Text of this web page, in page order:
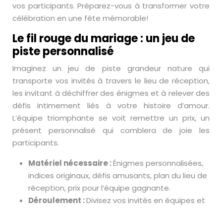
vos participants. Préparez-vous à transformer votre
célébration en une fête mémorable!
Le fil rouge du mariage : un jeu de
piste personnalisé
Imaginez un jeu de piste grandeur nature qui
transporte vos invités à travers le lieu de réception,
les invitant à déchiffrer des énigmes et à relever des
défis intimement liés à votre histoire d’amour.
L’équipe triomphante se voit remettre un prix, un
présent personnalisé qui comblera de joie les
participants.
Matériel nécessaire :Énigmes personnalisées,
indices originaux, défis amusants, plan du lieu de
réception, prix pour l’équipe gagnante.
Déroulement :Divisez vos invités en équipes et